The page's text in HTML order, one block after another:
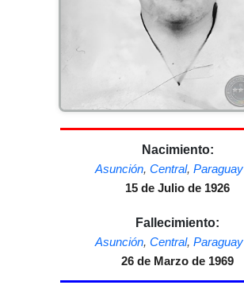
Nacimiento:
Asunción, Central, Paraguay
15 de Julio de 1926
Fallecimiento:
Asunción, Central, Paraguay
26 de Marzo de 1969